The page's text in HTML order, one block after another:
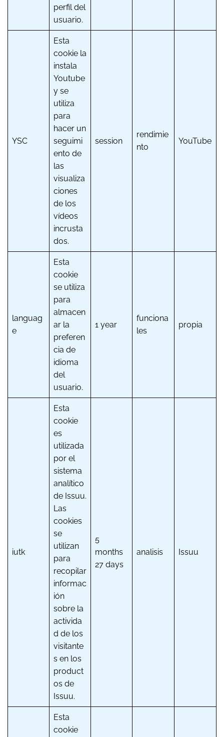
perfil del
usuario.
YSC
Esta
cookie la
instala
Youtube
y se
utiliza
para
hacer un
seguimi
ento de
las
visualiza
ciones
de los
vídeos
incrusta
dos.
session
rendimie
nto
YouTube
languag
e
Esta
cookie
se utiliza
para
almacen
ar la
preferen
cia de
idioma
del
usuario.
1 year
funciona
les
propia
iutk
Esta
cookie
es
utilizada
por el
sistema
analítico
de Issuu.
Las
cookies
se
utilizan
para
recopilar
informac
ión
sobre la
activida
d de los
visitante
s en los
product
os de
Issuu.
5
months
27 days
analisis Issuu
Esta
cookie